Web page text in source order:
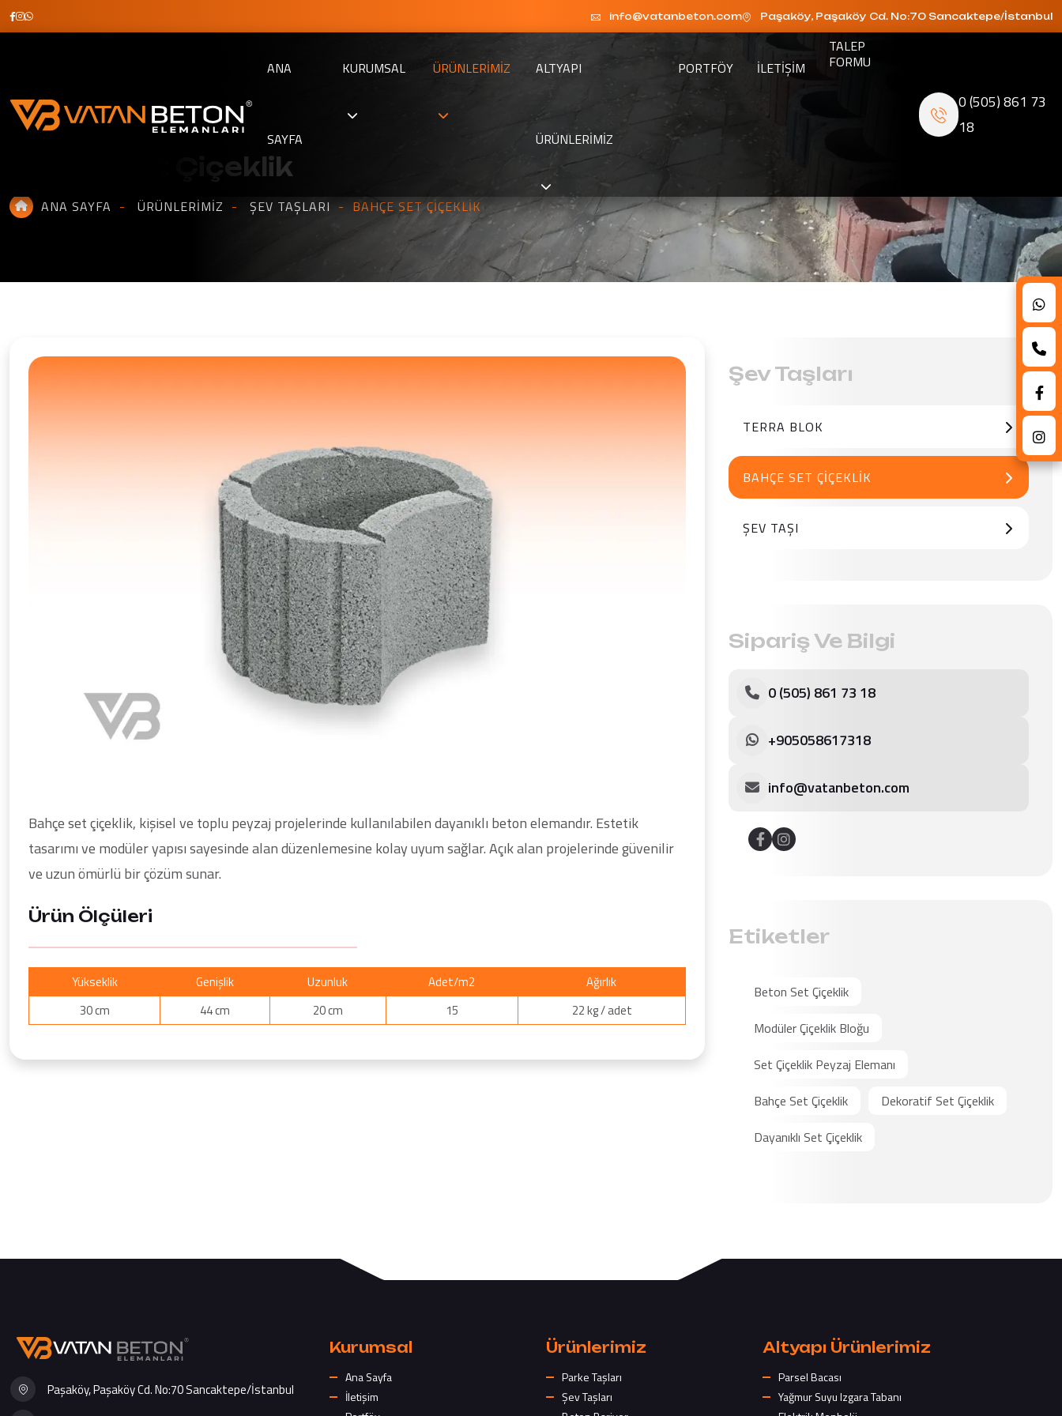
info@vatanbeton.com Paşaköy, Paşaköy Cd. No:70 Sancaktepe/İstanbul
ANA
SAYFA
KURUMSAL ÜRÜNLERIMIZ ALTYAPI
ÜRÜNLERIMIZ
PORTFÖY ILETIŞIM
TALEP
FORMU
0 (505) 861 73
18
Bahçe Set Çiçeklik
ANA SAYFA ÜRÜNLERIMIZ ŞEV TAŞLARI BAHÇE SET ÇIÇEKLIK
Bahçe set çiçeklik, kişisel ve toplu peyzaj projelerinde kullanılabilen dayanıklı beton elemandır. Estetik
tasarımı ve modüler yapısı sayesinde alan düzenlemesine kolay uyum sağlar. Açık alan projelerinde güvenilir
ve uzun ömürlü bir çözüm sunar.
Ürün Ölçüleri
Yükseklik Genişlik Uzunluk Adet/m2
Ağırlık
30 cm
44 cm 20 cm 15 22 kg / adet
Şev Taşları
TERRA BLOK
BAHÇE SET ÇIÇEKLIK
ŞEV TAŞI
Sipariş Ve Bilgi
0 (505) 861 73 18
+905058617318
info@vatanbeton.com
Etiketler
Beton Set Çiçeklik
Modüler Çiçeklik Bloğu
Set Çiçeklik Peyzaj Elemanı
Bahçe Set Çiçeklik
Dekoratif Set Çiçeklik
Dayanıklı Set Çiçeklik
Paşaköy, Paşaköy Cd. No:70 Sancaktepe/İstanbul
Kurumsal
Ana Sayfa
İletişim
Ürünlerimiz
Parke Taşları
Şev Taşları
Altyapı Ürünlerimiz
Parsel Bacası
Yağmur Suyu Izgara Tabanı